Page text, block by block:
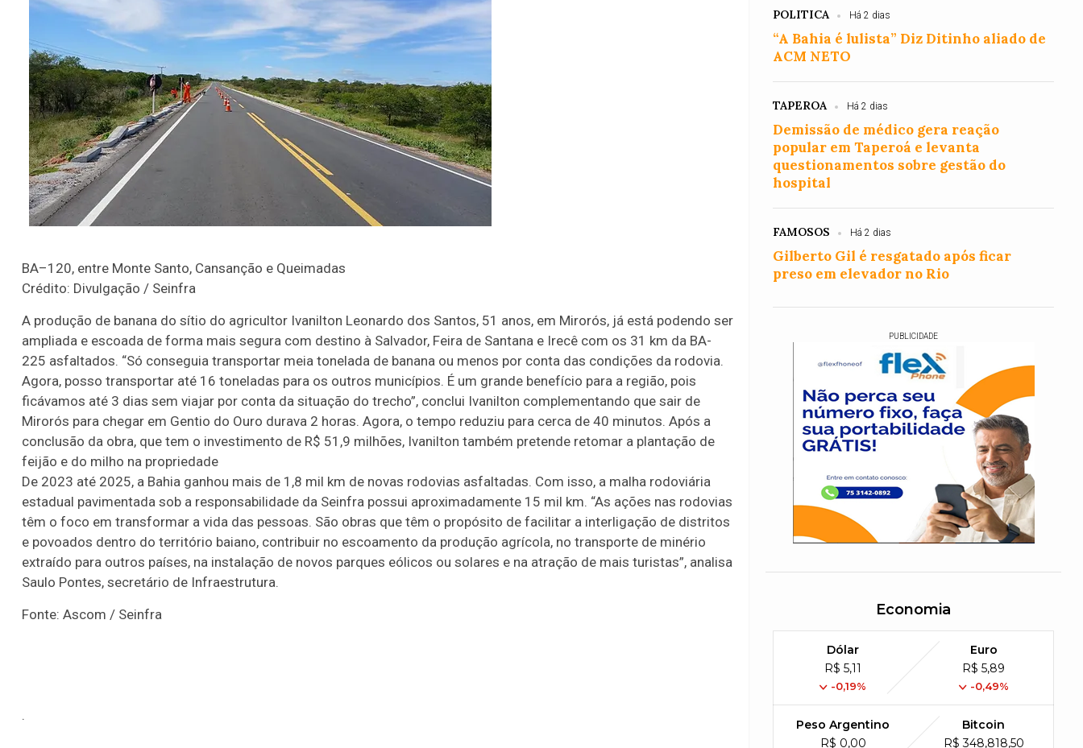
BA–120, entre Monte Santo, Cansanção e Queimadas
Crédito: Divulgação / Seinfra
A produção de banana do sítio do agricultor Ivanilton Leonardo dos Santos, 51 anos, em Mirorós, já está podendo ser
ampliada e escoada de forma mais segura com destino à Salvador, Feira de Santana e Irecê com os 31 km da BA-
225 asfaltados. “Só conseguia transportar meia tonelada de banana ou menos por conta das condições da rodovia.
Agora, posso transportar até 16 toneladas para os outros municípios. É um grande benefício para a região, pois
ficávamos até 3 dias sem viajar por conta da situação do trecho”, conclui Ivanilton complementando que sair de
Mirorós para chegar em Gentio do Ouro durava 2 horas. Agora, o tempo reduziu para cerca de 40 minutos. Após a
conclusão da obra, que tem o investimento de R$ 51,9 milhões, Ivanilton também pretende retomar a plantação de
feijão e do milho na propriedade
De 2023 até 2025, a Bahia ganhou mais de 1,8 mil km de novas rodovias asfaltadas. Com isso, a malha rodoviária
estadual pavimentada sob a responsabilidade da Seinfra possui aproximadamente 15 mil km. “As ações nas rodovias
têm o foco em transformar a vida das pessoas. São obras que têm o propósito de facilitar a interligação de distritos
e povoados dentro do território baiano, contribuir no escoamento da produção agrícola, no transporte de minério
extraído para outros países, na instalação de novos parques eólicos ou solares e na atração de mais turistas”, analisa
Saulo Pontes, secretário de Infraestrutura.
Fonte: Ascom / Seinfra
.
POLITICA Há 2 dias
“A Bahia é lulista” Diz Ditinho aliado de
ACM NETO
TAPEROA Há 2 dias
Demissão de médico gera reação
popular em Taperoá e levanta
questionamentos sobre gestão do
hospital
FAMOSOS Há 2 dias
Gilberto Gil é resgatado após ficar
preso em elevador no Rio
PUBLICIDADE
Economia
Dólar
R$ 5,11
-0,19%
Euro
R$ 5,89
-0,49%
Peso Argentino
R$ 0,00
Bitcoin
R$ 348,818,50